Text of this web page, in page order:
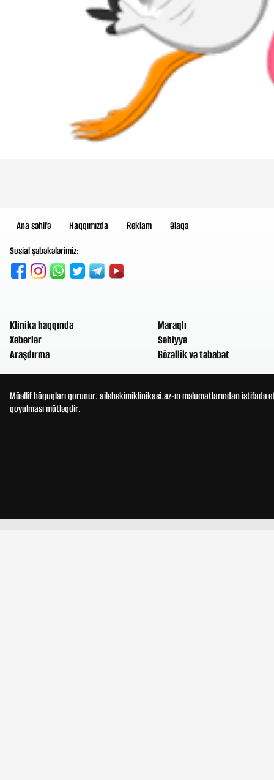
Ana səhifə Haqqımızda Reklam
Əlaqə
Sosial şəbəkələrimiz:
Klinika haqqında
Xəbərlər
Araşdırma
Maraqlı
Səhiyyə
Gözəllik və təbabət
Müəllif hüquqları qorunur. ailehekimiklinikasi.az-ın məlumatlarından
qoyulması mütləqdir.